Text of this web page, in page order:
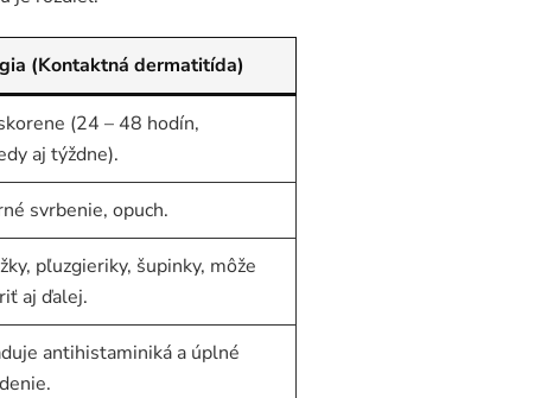
(Kontaktná dermatitída)
(24 – 48 hodín,
aj týždne).
svrbenie, opuch.
pľuzgieriky, šupinky, môže
aj ďalej.
antihistaminiká a úplné